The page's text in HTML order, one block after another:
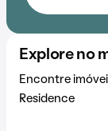
Explore no
Encontre
Residence